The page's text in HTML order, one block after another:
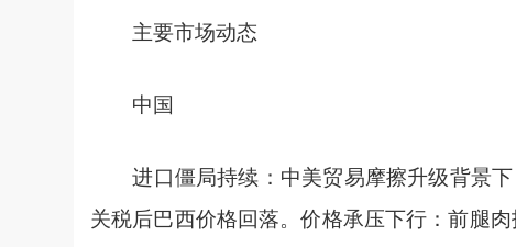
主要市场动态
中国
进口僵局持续：中美贸易摩擦升级背景下
关税后巴西价格回落。价格承压下行：前腿